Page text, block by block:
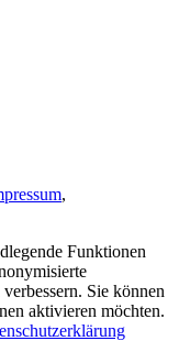
,
Funktionen
Sie können
aktivieren möchten.